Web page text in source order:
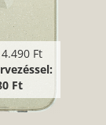
4.490 Ft
Ft